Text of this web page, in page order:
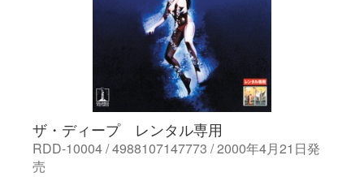
ザ・ディープ レンタル専用
RDD-10004 / 4988107147773 / 2000年4月21日発
売